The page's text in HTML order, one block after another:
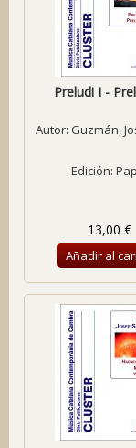
Preludi I -
Autor: Guzmán,
Edición:
13,00 €
Añadir al